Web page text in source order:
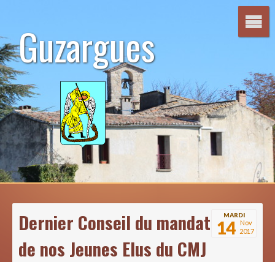
contenuGuzargues
MARDI
14 Nov
2017
Dernier Conseil du mandat
de nos Jeunes Elus du CMJ